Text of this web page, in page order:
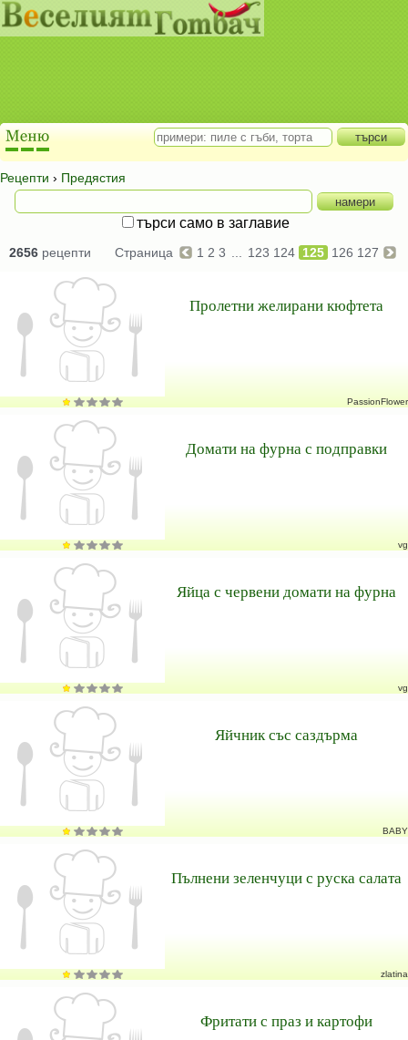
Рецепти › Предястия
търси само в заглавие
2656 рецепти Страница 1 2 3 123 124 125 126 127
Пролетни желирани кюфтета
PassionFlower
Домати на фурна с подправки
vg
Яйца с червени домати на фурна
vg
Яйчник със саздърма
BABY
Пълнени зеленчуци с руска салата
zlatina
Фритати с праз и картофи